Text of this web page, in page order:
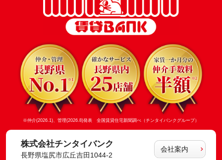
※仲介(2026.1)、管理(2026.8)発表 全国賃貸住宅新聞調べ（チンタイバンクグループ）
株式会社チンタイバンク
長野県塩尻市広丘吉田1044-2
会社案内